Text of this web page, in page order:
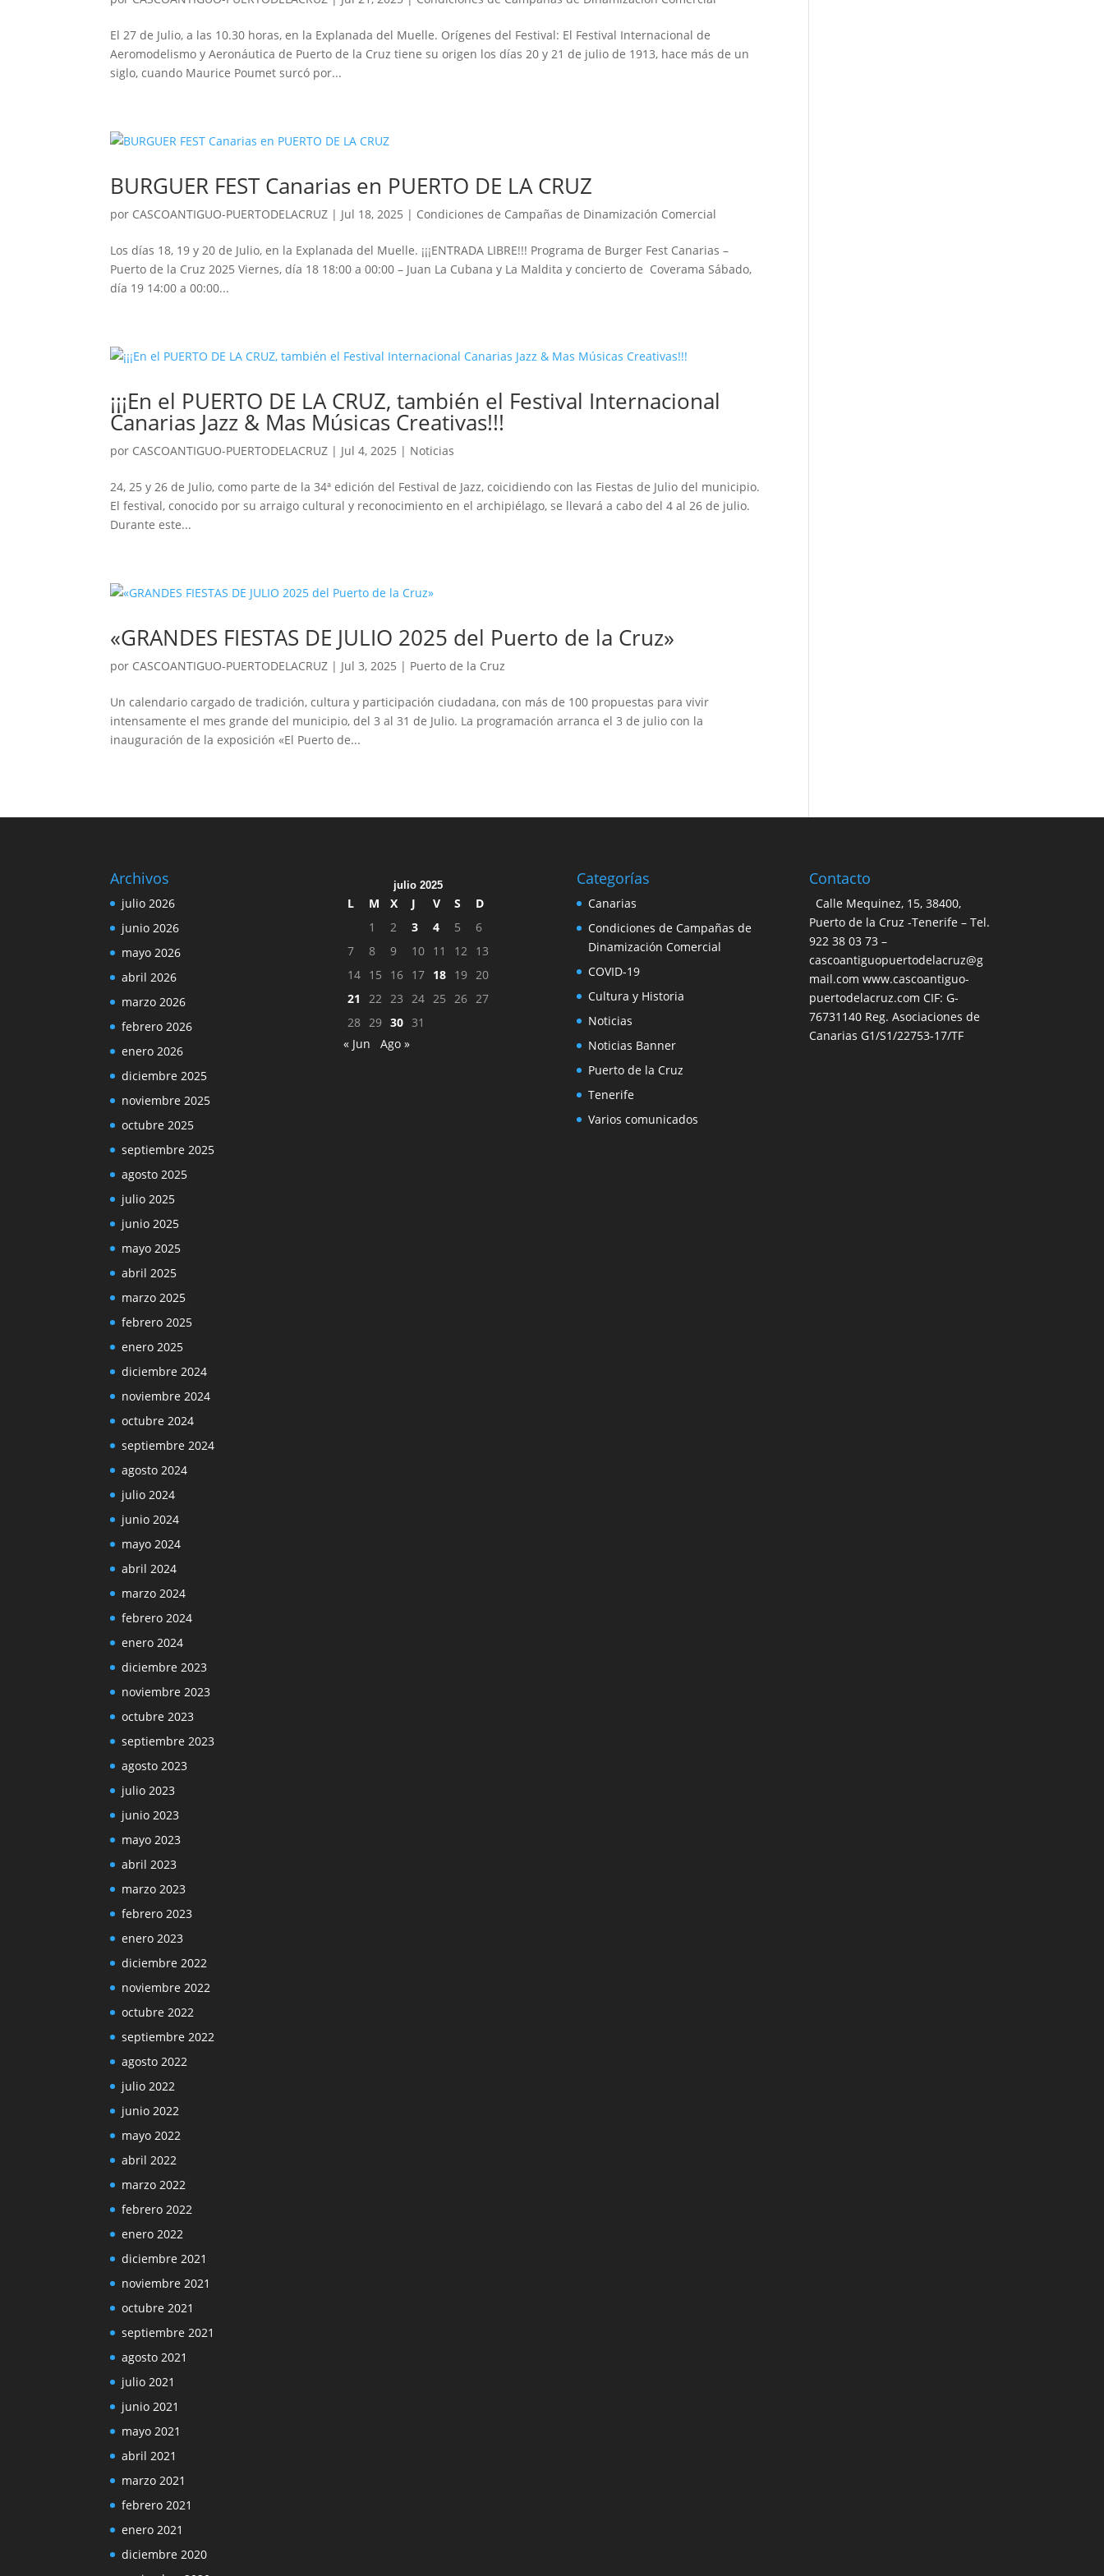
El 27 de Julio, a las 10.30 horas, en la Explanada del Muelle. Orígenes del Festival: El Festival Internacional de
Aeromodelismo y Aeronáutica de Puerto de la Cruz tiene su origen los días 20 y 21 de julio de 1913, hace más de un
siglo, cuando Maurice Poumet surcó por...
BURGUER FEST Canarias en PUERTO DE LA CRUZ
por CASCOANTIGUO-PUERTODELACRUZ | Jul 18, 2025 | Condiciones de Campañas de Dinamización Comercial
Los días 18, 19 y 20 de Julio, en la Explanada del Muelle. ¡¡¡ENTRADA LIBRE!!! Programa de Burger Fest Canarias –
Puerto de la Cruz 2025 Viernes, día 18 18:00 a 00:00 – Juan La Cubana y La Maldita y concierto de Coverama Sábado,
día 19 14:00 a 00:00...
¡¡¡En el PUERTO DE LA CRUZ, también el Festival Internacional
Canarias Jazz & Mas Músicas Creativas!!!
por CASCOANTIGUO-PUERTODELACRUZ | Jul 4, 2025 | Noticias
24, 25 y 26 de Julio, como parte de la 34ª edición del Festival de Jazz, coicidiendo con las Fiestas de Julio del municipio.
El festival, conocido por su arraigo cultural y reconocimiento en el archipiélago, se llevará a cabo del 4 al 26 de julio.
Durante este...
«GRANDES FIESTAS DE JULIO 2025 del Puerto de la Cruz»
por CASCOANTIGUO-PUERTODELACRUZ | Jul 3, 2025 | Puerto de la Cruz
Un calendario cargado de tradición, cultura y participación ciudadana, con más de 100 propuestas para vivir
intensamente el mes grande del municipio, del 3 al 31 de Julio. La programación arranca el 3 de julio con la
inauguración de la exposición «El Puerto de...
Archivos
julio 2026
junio 2026
mayo 2026
abril 2026
marzo 2026
febrero 2026
enero 2026
diciembre 2025
noviembre 2025
octubre 2025
septiembre 2025
agosto 2025
julio 2025
junio 2025
mayo 2025
abril 2025
marzo 2025
febrero 2025
enero 2025
diciembre 2024
noviembre 2024
octubre 2024
septiembre 2024
agosto 2024
julio 2024
junio 2024
mayo 2024
abril 2024
marzo 2024
febrero 2024
enero 2024
diciembre 2023
noviembre 2023
octubre 2023
septiembre 2023
agosto 2023
julio 2023
junio 2023
mayo 2023
abril 2023
marzo 2023
febrero 2023
enero 2023
diciembre 2022
noviembre 2022
octubre 2022
septiembre 2022
agosto 2022
julio 2022
junio 2022
mayo 2022
abril 2022
marzo 2022
febrero 2022
enero 2022
diciembre 2021
noviembre 2021
octubre 2021
septiembre 2021
agosto 2021
julio 2021
junio 2021
mayo 2021
abril 2021
marzo 2021
febrero 2021
enero 2021
diciembre 2020
julio 2025
L M X J V S
D
1
2 3 4 5
6
7
8 9 10 11 12
13
14 15 16 17 18 19 20
21
22 23 24 25 26 27
28 29 30 31
« Jun
Ago »
Categorías
Canarias
Condiciones de Campañas de
Dinamización Comercial
COVID-19
Cultura y Historia
Noticias
Noticias Banner
Puerto de la Cruz
Tenerife
Varios comunicados
Contacto
Calle Mequinez, 15, 38400,
Puerto de la Cruz -Tenerife – Tel.
922 38 03 73 –
cascoantiguopuertodelacruz@g
mail.com www.cascoantiguo-
puertodelacruz.com CIF: G-
76731140 Reg. Asociaciones de
Canarias G1/S1/22753-17/TF